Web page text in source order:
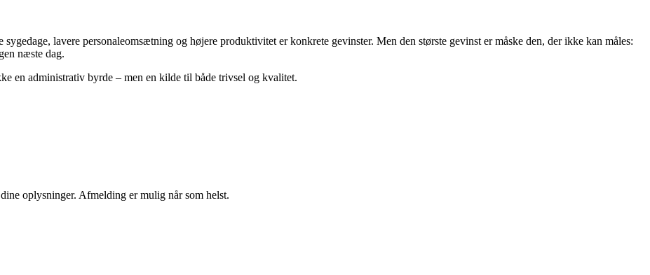
lavere personaleomsætning og højere produktivitet er konkrete gevinster. Men den største gevinst er måske den, der ikke kan måles:
næste dag.
en administrativ byrde – men en kilde til både trivsel og kvalitet.
oplysninger. Afmelding er mulig når som helst.